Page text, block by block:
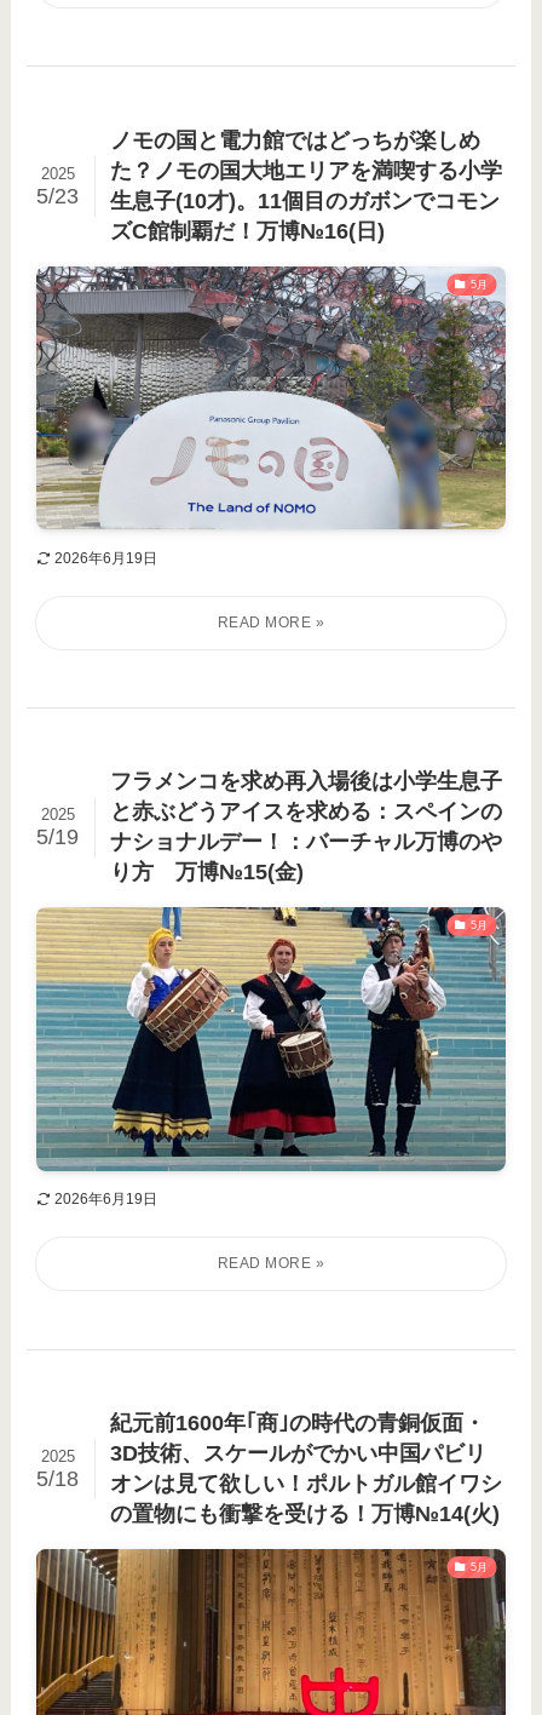
ノモの国と電力館ではどっちが楽しめ
た？ノモの国大地エリアを満喫する小学
生息子(10才)。11個目のガボンでコモン
ズC館制覇だ！万博№16(日)
2025
5/23
5月
2026年6月19日
フラメンコを求め再入場後は小学生息子
と赤ぶどうアイスを求める：スペインの
ナショナルデー！：バーチャル万博のや
り方 万博№15(金)
2025
5/19
5月
2026年6月19日
紀元前1600年｢商｣の時代の青銅仮面・
3D技術、スケールがでかい中国パビリ
オンは見て欲しい！ポルトガル館イワシ
の置物にも衝撃を受ける！万博№14(火)
2025
5/18
5月